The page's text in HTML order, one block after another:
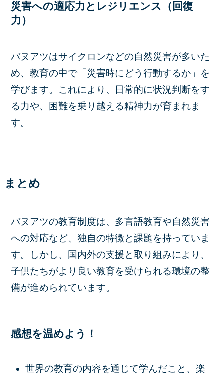
災害への適応力とレジリエンス（回復
力）
バヌアツはサイクロンなどの自然災害が多いた
め、教育の中で「災害時にどう行動するか」を
学びます。 これにより、日常的に状況判断をす
る力や、困難を乗り越える精神力が育まれま
す。
まとめ
バヌアツの教育制度は、多言語教育や自然災害
への対応など、独自の特徴と課題を持っていま
す。​しかし、国内外の支援と取り組みにより、
子供たちがより良い教育を受けられる環境の整
備が進められています。
感想を温めよう！
世界の教育の内容を通じて学んだこと、楽